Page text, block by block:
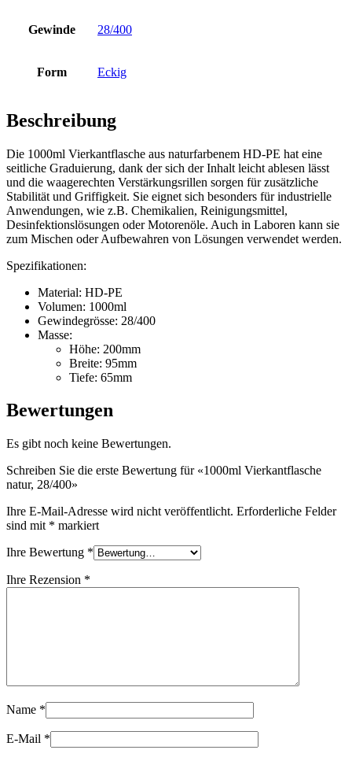
Kosmetik(292)
Lebensmittel
Nachhaltig(301)
Saucenflaschen(24)
Sprüher(18)
Tanks(2)
Gewinde 28/400
Form Eckig
Beschreibung
Die 1000ml Vierkantflasche aus naturfarbenem HD-PE hat eine
seitliche Graduierung, dank der sich der Inhalt leicht ablesen lässt
und die waagerechten Verstärkungsrillen sorgen für zusätzliche
Stabilität und Griffigkeit. Sie eignet sich besonders für industrielle
Anwendungen, wie z.B. Chemikalien, Reinigungsmittel,
Desinfektionslösungen oder Motorenöle. Auch in Laboren kann sie
zum Mischen oder Aufbewahren von Lösungen verwendet werden.
Spezifikationen:
Material: HD-PE
Volumen: 1000ml
Gewindegrösse: 28/400
Masse:
Höhe: 200mm
Breite: 95mm
Tiefe: 65mm
Bewertungen
Es gibt noch keine Bewertungen.
Schreiben Sie die erste Bewertung für «1000ml Vierkantflasche
natur, 28/400»
Ihre E-Mail-Adresse wird nicht veröffentlicht. Erforderliche Felder
sind mit * markiert
Ihre Bewertung *
Ihre Rezension *
Name *
E-Mail *